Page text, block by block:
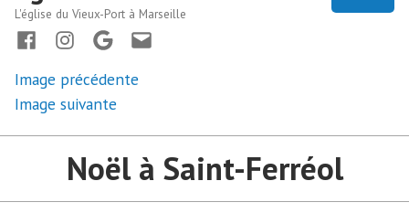
L'église du Vieux-Port à Marseille
Facebookinstagram
maps
Nous
Image précédente
Image suivante
Noël à Saint-Ferréol